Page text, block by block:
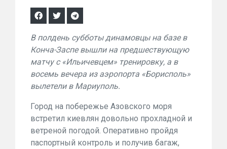
В полдень субботы динамовцы на базе в
Конча-Заспе вышли на предшествующую
матчу с «Ильичевцем» тренировку, а в
восемь вечера из аэропорта «Борисполь»
вылетели в Мариуполь.
Город на побережье Азовского моря
встретил киевлян довольно прохладной и
ветреной погодой. Оперативно пройдя
паспортный контроль и получив багаж,